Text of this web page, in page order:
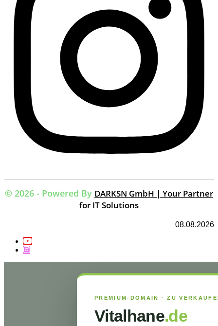
© 2026 - Powered By DARKSN GmbH | Your Partner
for IT Solutions
08.08.2026
PREMIUM-DOMAIN · ZU
Vitalhane.de